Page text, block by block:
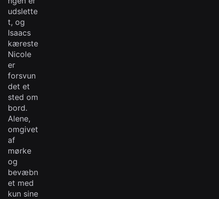
udslette
t, og
Isaacs
kæreste
Nicole
er
forsvun
det et
sted om
bord.
Alene,
omgivet
af
mørke
og
bevæbn
et med
kun sine